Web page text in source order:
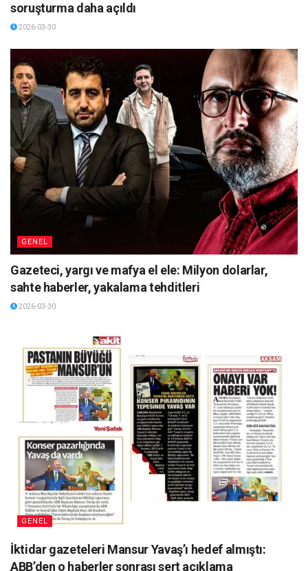
soruşturma daha açıldı
2026-03-30
GENEL
Gazeteci, yargı ve mafya el ele: Milyon dolarlar,
sahte haberler, yakalama tehditleri
2026-03-30
GENEL
İktidar gazeteleri Mansur Yavaş’ı hedef almıştı:
ABB’den o haberler sonrası sert açıklama